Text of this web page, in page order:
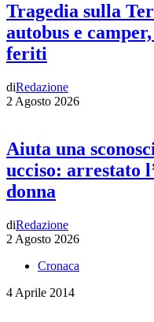
Tragedia sulla
autobus e
feriti
diRedazione
2 Agosto 2026
Aiuta una
ucciso: arrestato
donna
diRedazione
2 Agosto 2026
Cronaca
4 Aprile 2014